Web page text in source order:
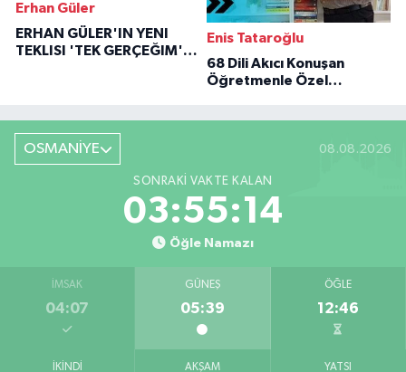
Erhan Güler
ERHAN GÜLER'IN YENI
TEKLISI 'TEK GERÇEĞIM'LE
Enis Tataroğlu
68 Dili Akıcı Konuşan
Öğretmenle Özel
OSMANİYE 08.08.2026
SONRAKI VAKTE KALAN
03:55:13
Öğle Namazı
İMSAK
04:07
GÜNEŞ
05:39
ÖĞLE
12:46
İKINDI AKŞAM YATSI